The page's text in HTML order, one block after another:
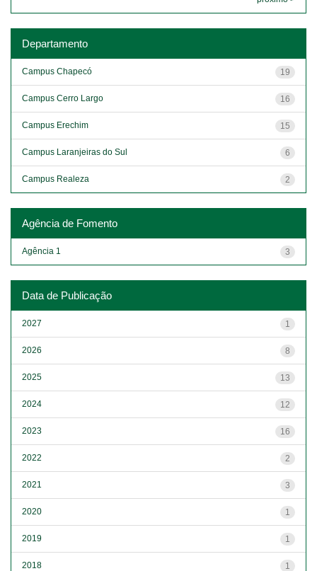
Departamento
19
Campus Chapecó
16
Campus Cerro Largo
15
Campus Erechim
6
Campus Laranjeiras do Sul
2
Campus Realeza
Agência de Fomento
3
Agência 1
Data de Publicação
1
2027
8
2026
13
2025
12
2024
16
2023
2
2022
3
2021
1
2020
1
2019
1
2018